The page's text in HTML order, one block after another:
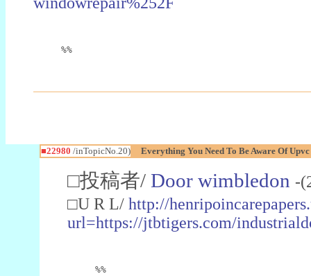
%%
■22980 /inTopicNo.20) Everything You Need To Be Aware Of
□投稿者/ Door wimbledon -
□U R L/ http://
url=https://jtbtigers.com/
%%